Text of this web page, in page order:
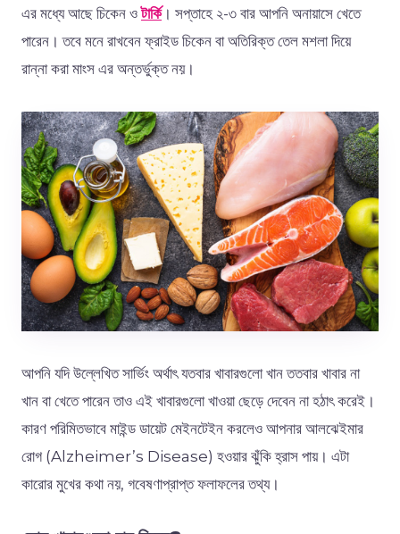
এর মধ্যে আছে চিকেন ও টার্কি। সপ্তাহে ২-৩ বার আপনি অনায়াসে খেতে
পারেন। তবে মনে রাখবেন ফ্রাইড চিকেন বা অতিরিক্ত তেল মশলা দিয়ে
রান্না করা মাংস এর অন্তর্ভুক্ত নয়।
আপনি যদি উল্লেখিত সার্ভিং অর্থাৎ যতবার খাবারগুলো খান ততবার খাবার না
খান বা খেতে পারেন তাও এই খাবারগুলো খাওয়া ছেড়ে দেবেন না হঠাৎ করেই।
কারণ পরিমিতভাবে মাইন্ড ডায়েট মেইনটেইন করলেও আপনার আলঝেইমার
রোগ (Alzheimer’s Disease) হওয়ার ঝুঁকি হ্রাস পায়। এটা
কারোর মুখের কথা নয়, গবেষণাপ্রাপ্ত ফলাফলের তথ্য।